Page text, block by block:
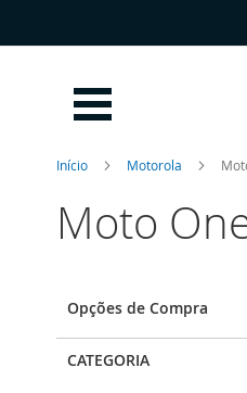
para
Conteúdo
Início Motorola
Moto
Opções de Compra
CATEGORIA